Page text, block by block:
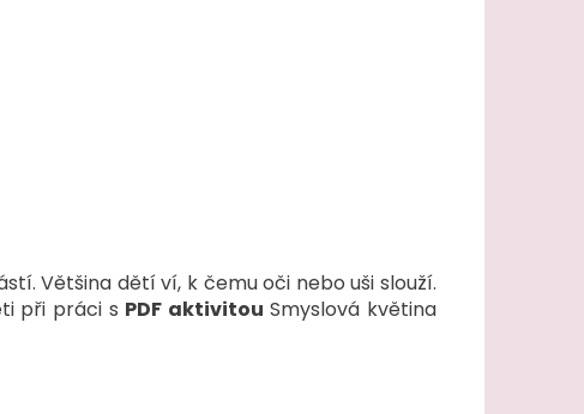
Většina dětí ví, k čemu oči nebo uši slouží.
při práci s PDF aktivitou Smyslová květina